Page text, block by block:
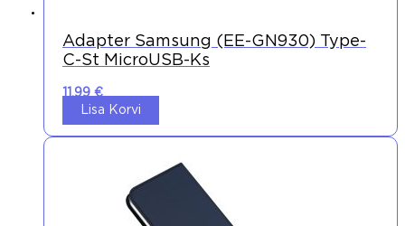
Adapter Samsung (EE-GN930) Type-
C-St MicroUSB-Ks
11,99 €
Lisa Korvi